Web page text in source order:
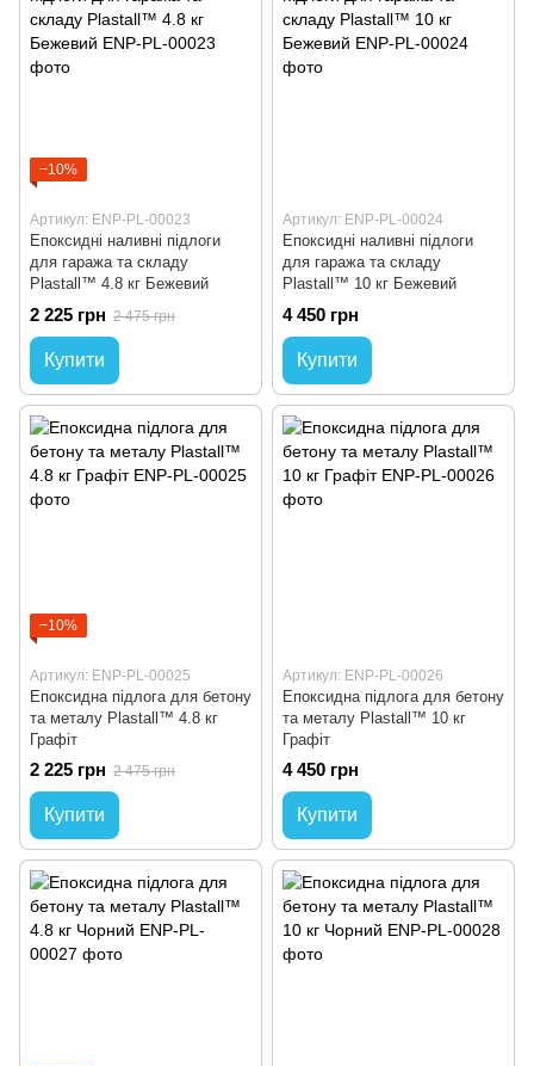
−10%
Артикул: ENP-PL-00023
Епоксидні наливні підлоги
для гаража та складу
Plastall™ 4.8 кг Бежевий
2 225 грн 2 475 грн
Купити
Артикул: ENP-PL-00024
Епоксидні наливні підлоги
для гаража та складу
Plastall™ 10 кг Бежевий
4 450 грн
Купити
−10%
Артикул: ENP-PL-00025
Епоксидна підлога для бетону
та металу Plastall™ 4.8 кг
Графіт
2 225 грн 2 475 грн
Купити
Артикул: ENP-PL-00026
Епоксидна підлога для бетону
та металу Plastall™ 10 кг
Графіт
4 450 грн
Купити